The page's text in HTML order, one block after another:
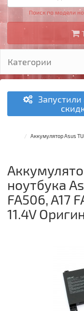
Поиск по модели
Категории
Запустили
Аккумулятор Asus
ноутбука
FA506, A17
11.4V